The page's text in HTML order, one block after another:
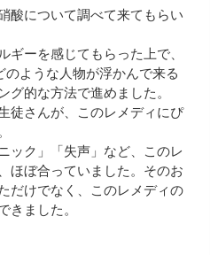
酸について調べて来てもらい
ギーを感じてもらった上で、
ような人物が浮かんで来る
グ的な方法で進めました。
徒さんが、このレメディにぴ
ック」「失声」など、このレ
ほぼ合っていました。そのお
だけでなく、このレメディの
きました。